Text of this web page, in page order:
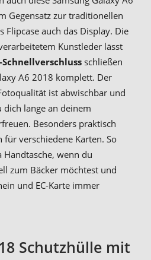
Gegensatz zur traditionellen
Flipcase auch das Display. Die
Kunstleder lässt
schließen
A6 2018 komplett. Der
ist abwischbar und
dich lange an deinem
Besonders praktisch
für verschiedene Karten. So
wenn du
zum Bäcker möchtest und
und EC-Karte immer
Schutzhülle mit